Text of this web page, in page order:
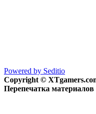
Powered by Seditio
Copyright ©
Перепечатка материалов